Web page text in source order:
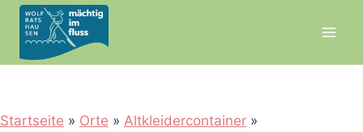
Zum
Inhalt
springen
Startseite » Orte » Altkleidercontainer »